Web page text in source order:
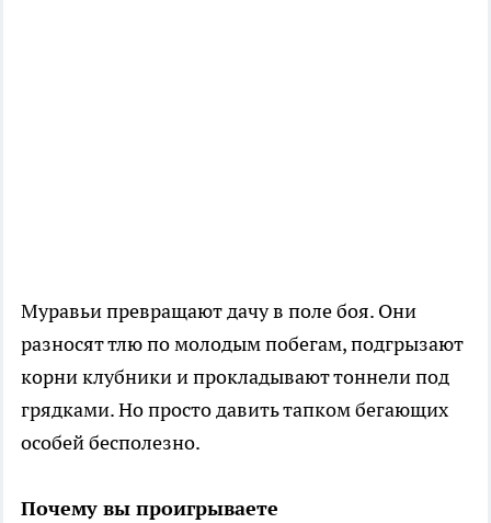
Муравьи превращают дачу в поле боя. Они
разносят тлю по молодым побегам, подгрызают
корни клубники и прокладывают тоннели под
грядками. Но просто давить тапком бегающих
особей бесполезно.
Почему вы проигрываете